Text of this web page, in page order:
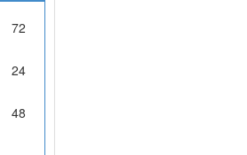
72
24
48